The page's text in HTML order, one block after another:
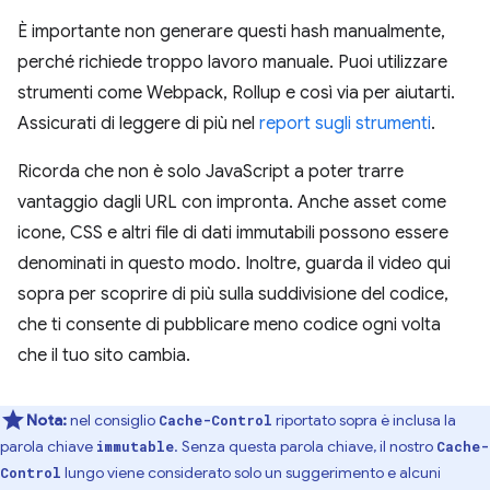
È importante non generare questi hash manualmente,
perché richiede troppo lavoro manuale. Puoi utilizzare
strumenti come Webpack, Rollup e così via per aiutarti.
Assicurati di leggere di più nel report sugli strumenti.
Ricorda che non è solo JavaScript a poter trarre
vantaggio dagli URL con impronta. Anche asset come
icone, CSS e altri file di dati immutabili possono essere
denominati in questo modo. Inoltre, guarda il video qui
sopra per scoprire di più sulla suddivisione del codice,
che ti consente di pubblicare meno codice ogni volta
che il tuo sito cambia.
Nota:nel consiglio Cache-Control riportato sopra è inclusa la
parola chiave immutable. Senza questa parola chiave, il nostro Cache-
Control lungo viene considerato solo un suggerimento e alcuni